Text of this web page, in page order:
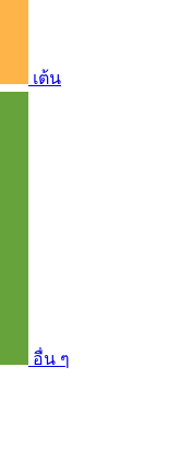
เต้น
อื่น ๆ